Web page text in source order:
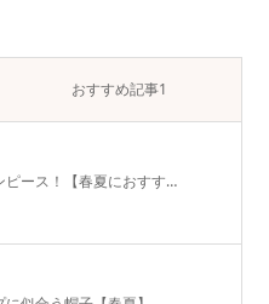
おすすめ記事1
ピース！【春夏におすす…